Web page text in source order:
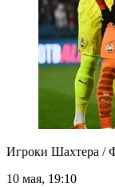
Игроки Шахтера /
10 мая, 19:10